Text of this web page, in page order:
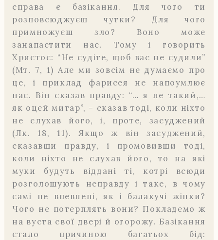
справа є базікання. Для чого ти
розповсюджуєш чутки? Для чого
примножуєш зло? Воно може
занапастити нас. Тому і го­ворить
Христос: “Не судіте, щоб вас не судили”
(Мт. 7, 1) Але ми зовсім не думаємо про
це, і приклад фарисея не напоумлює
нас. Він сказав правду: “… я не такий,…
як оцей митар”, – сказав тоді, коли ніхто
не слухав його, і, проте, засуджений
(Лк. 18, 11). Якщо ж він засуджений,
сказавши правду, і промовивши тоді,
коли ніхто не слу­хав його, то на які
муки будуть віддані ті, котрі всюди
розголошують неправду і таке, в чому
самі не впевнені, як і балакучі жінки?
Чого не потерплять вони? Покладемо ж
на вуста свої двері й огорожу. Базікання
стало причиною багатьох бід: